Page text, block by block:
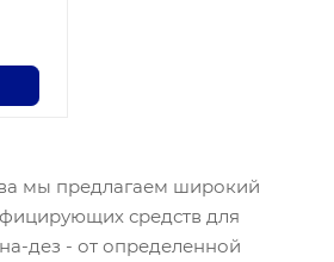
мы предлагаем широкий
средств для
дез - от определенной